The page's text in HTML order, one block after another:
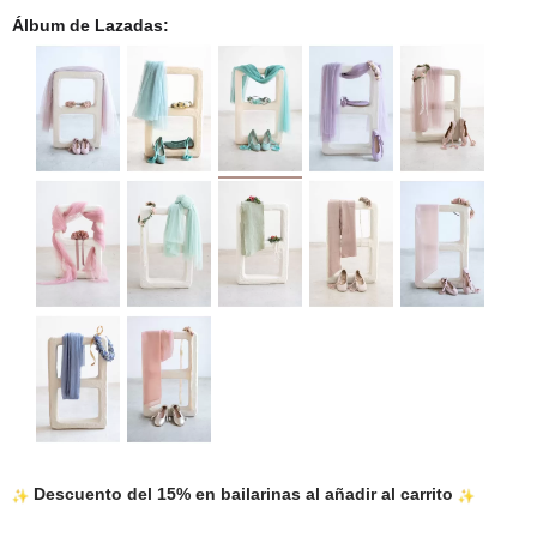
Álbum de Lazadas
Descuento del 15% en bailarinas al añadir al carrito